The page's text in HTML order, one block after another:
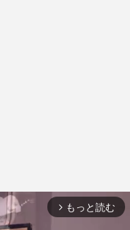
arrow_forward_ios もっと読む